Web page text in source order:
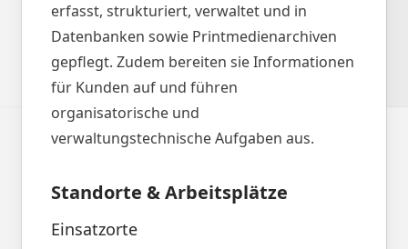
erfasst, strukturiert, verwaltet und in
Datenbanken sowie Printmedienarchiven
gepflegt. Zudem bereiten sie Informationen
für Kunden auf und führen
organisatorische und
verwaltungstechnische Aufgaben aus.
Standorte & Arbeitsplätze
Einsatzorte